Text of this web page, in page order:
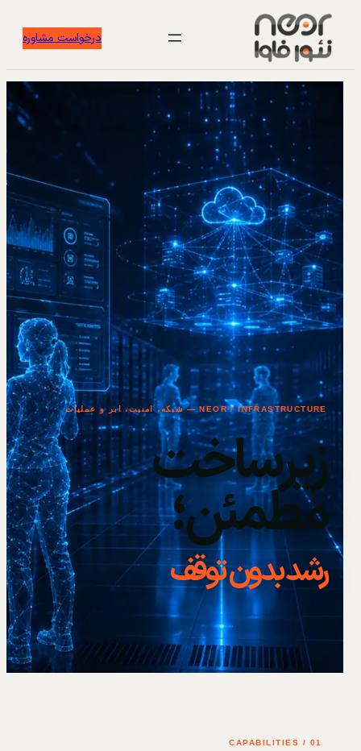
درخواست مشاوره
NEOR / INFRASTRUCTURE — شبکه، امنیت، ابر و عملیات
زیرساخت
مطمئن؛
رشد بدون توقف
01 / CAPABILITIES